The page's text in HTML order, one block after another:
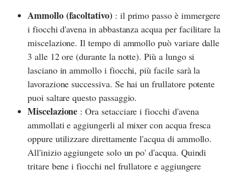
Ammollo (facoltativo) : il primo passo è immergere
i fiocchi d'avena in abbastanza acqua per facilitare la
miscelazione. Il tempo di ammollo può variare dalle
3 alle 12 ore (durante la notte). Più a lungo si
lasciano in ammollo i fiocchi, più facile sarà la
lavorazione successiva. Se hai un frullatore potente
puoi saltare questo passaggio.
Miscelazione : Ora setacciare i fiocchi d'avena
ammollati e aggiungerli al mixer con acqua fresca
oppure utilizzare direttamente l'acqua di ammollo.
All'inizio aggiungete solo un po' d'acqua. Quindi
tritare bene i fiocchi nel frullatore e aggiungere